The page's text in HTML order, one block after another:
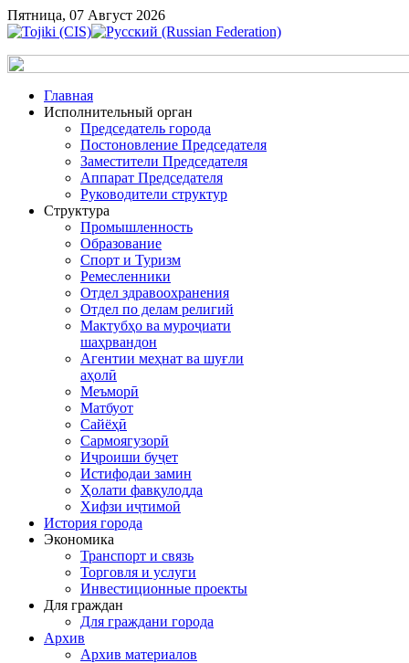
Пятница, 07 Август 2026
Главная
Исполнительный орган
Председатель города
Постоновление Председателя
Заместители Председателя
Аппарат Председателя
Руководители структур
Структура
Промышленность
Образование
Спорт и Туризм
Ремесленники
Отдел здравоохранения
Отдел по делам религий
Мактубҳо ва муроҷиати
шаҳрвандон
Агентии меҳнат ва шуғли
аҳолӣ
Меъморӣ
Матбуот
Сайёҳӣ
Сармоягузорӣ
Иҷроиши буҷет
Истифодаи замин
Ҳолати фавқулодда
Хифзи иҷтимоӣ
История города
Экономика
Транспорт и связь
Торговля и услуги
Инвестиционные проекты
Для граждан
Для граждани города
Архив
Архив материалов